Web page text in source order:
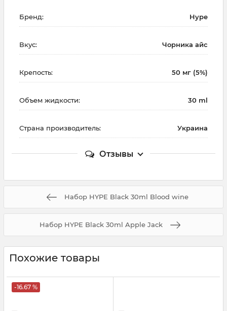
Бренд: Hype
Вкус: Чорника айс
Крепость: 50 мг (5%)
Объем жидкости: 30 ml
Страна производитель: Украина
Отзывы
Набор HYPE Black 30ml Blood wine
Набор HYPE Black 30ml Apple Jack
Похожие товары
-16.67 %